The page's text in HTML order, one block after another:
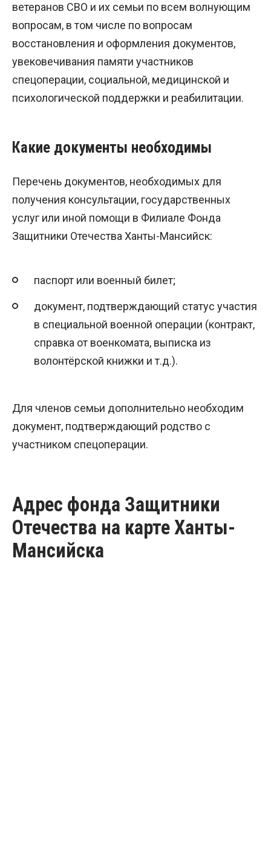
ветеранов СВО и их семьи по всем волнующим
вопросам, в том числе по вопросам
восстановления и оформления документов,
увековечивания памяти участников
спецоперации, социальной, медицинской и
психологической поддержки и реабилитации.
Какие документы необходимы
Перечень документов, необходимых для
получения консультации, государственных
услуг или иной помощи в Филиале Фонда
Защитники Отечества Ханты-Мансийск:
паспорт или военный билет;
документ, подтверждающий статус участия
в специальной военной операции (контракт,
справка от военкомата, выписка из
волонтёрской книжки и т.д.).
Для членов семьи дополнительно необходим
документ, подтверждающий родство с
участником спецоперации.
Адрес фонда Защитники
Отечества на карте Ханты-
Мансийска